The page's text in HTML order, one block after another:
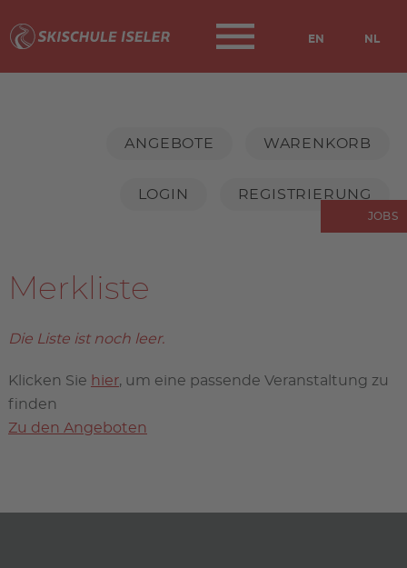
EN NL
JOBS
ANGEBOTE WARENKORB
LOGIN REGISTRIERUNG
Merkliste
Die Liste ist noch leer.
Klicken Sie hier, um eine passende Veranstaltung zu
finden
Zu den Angeboten